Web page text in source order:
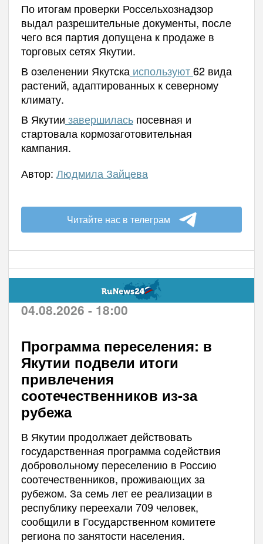
По итогам проверки Россельхознадзор
выдал разрешительные документы, после
чего вся партия допущена к продаже в
торговых сетях Якутии.
В озеленении Якутскаиспользуют62 вида
растений, адаптированных к северному
климату.
В Якутии завершиласьпосевная и
стартовала кормозаготовительная
кампания.
Автор: Людмила Зайцева
Читайте нас в телеграм
04.08.2026 - 18:00
Программа переселения: в
Якутии подвели итоги
привлечения
соотечественников из-за
рубежа
В Якутии продолжает действовать
государственная программа содействия
добровольному переселению в Россию
соотечественников, проживающих за
рубежом. За семь лет ее реализации в
республику переехали 709 человек,
сообщили в Государственном комитете
региона по занятости населения.